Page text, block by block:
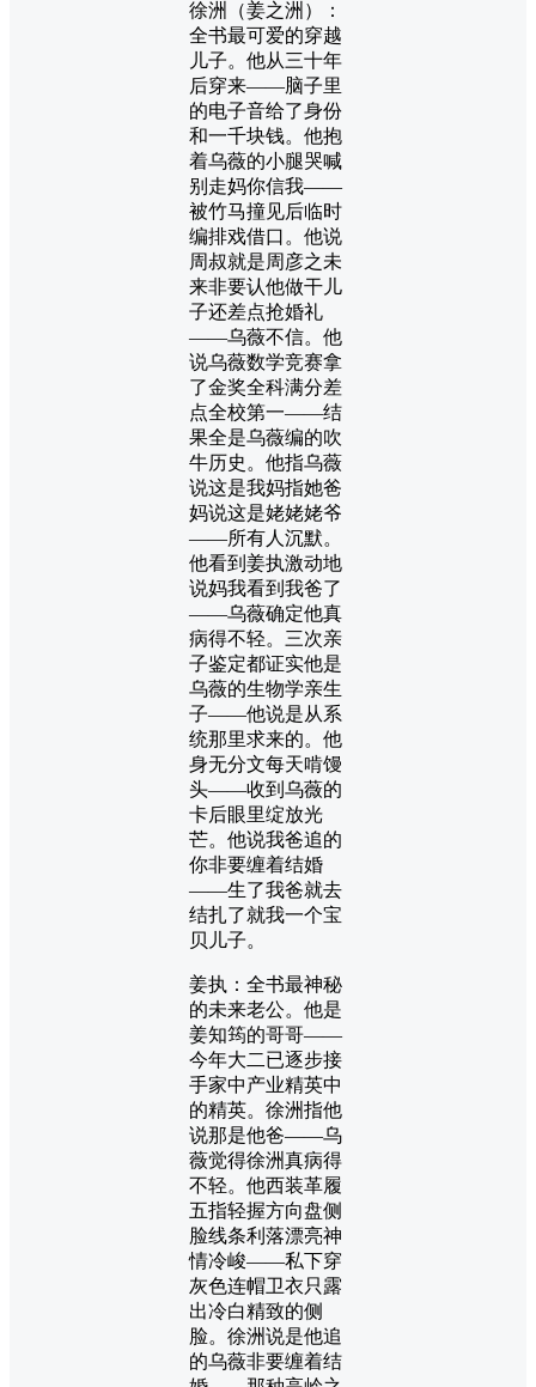
徐洲（姜之洲）：
全书最可爱的穿越
儿子。他从三十年
后穿来——脑子里
的电子音给了身份
和一千块钱。他抱
着乌薇的小腿哭喊
别走妈你信我——
被竹马撞见后临时
编排戏借口。他说
周叔就是周彦之未
来非要认他做干儿
子还差点抢婚礼
——乌薇不信。他
说乌薇数学竞赛拿
了金奖全科满分差
点全校第一——结
果全是乌薇编的吹
牛历史。他指乌薇
说这是我妈指她爸
妈说这是姥姥姥爷
——所有人沉默。
他看到姜执激动地
说妈我看到我爸了
——乌薇确定他真
病得不轻。三次亲
子鉴定都证实他是
乌薇的生物学亲生
子——他说是从系
统那里求来的。他
身无分文每天啃馒
头——收到乌薇的
卡后眼里绽放光
芒。他说我爸追的
你非要缠着结婚
——生了我爸就去
结扎了就我一个宝
贝儿子。
姜执：全书最神秘
的未来老公。他是
姜知筠的哥哥——
今年大二已逐步接
手家中产业精英中
的精英。徐洲指他
说那是他爸——乌
薇觉得徐洲真病得
不轻。他西装革履
五指轻握方向盘侧
脸线条利落漂亮神
情冷峻——私下穿
灰色连帽卫衣只露
出冷白精致的侧
脸。徐洲说是他追
的乌薇非要缠着结